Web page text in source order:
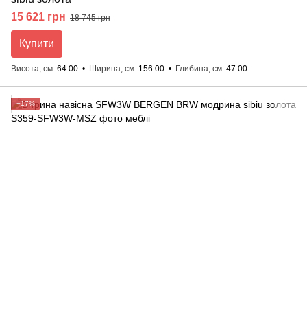
15 621 грн 18 745 грн
Купити
Висота, см 64.00 Ширина, см 156.00 Глибина, см 47.00
−17%